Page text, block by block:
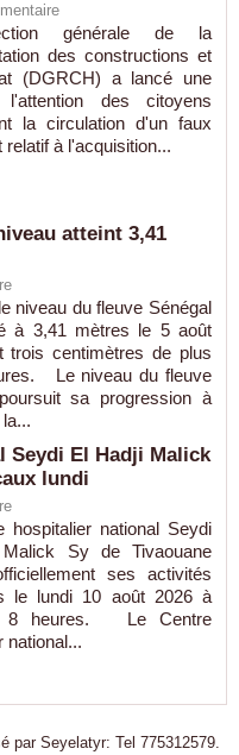
générale de la
des constructions et
(DGRCH) a lancé une
des citoyens
la circulation d'un faux
relatif à l'acquisition...
atteint 3,41
niveau du fleuve Sénégal
à 3,41 mètres le 5 août
trois centimètres de plus
Le niveau du fleuve
sa progression à
Seydi El Hadji Malick
lundi
hospitalier national Seydi
Sy de Tivaouane
ses activités
le lundi 10 août 2026 à
8 heures. Le Centre
national...
par Seyelatyr: Tel 775312579.